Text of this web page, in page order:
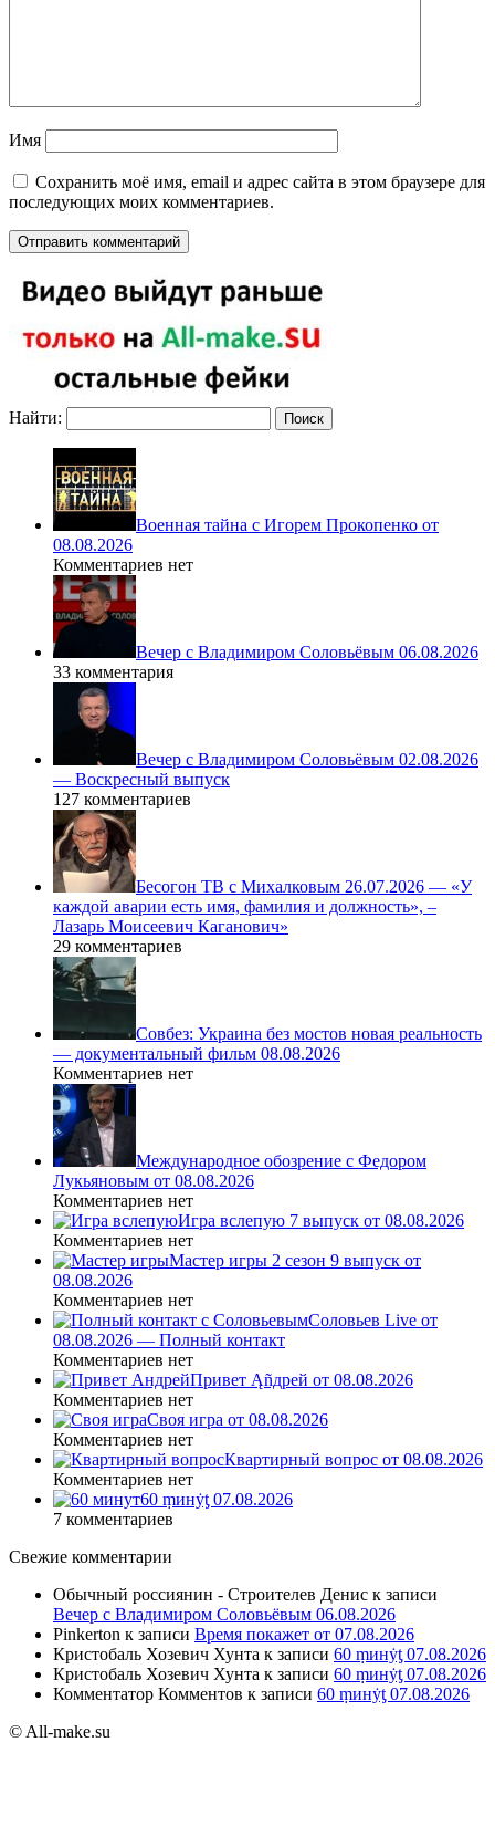
Имя
Сохранить моё имя, email и адрес сайта в этом браузере для
последующих моих комментариев.
Найти:
Военная тайна с Игорем Прокопенко от
08.08.2026
Комментариев нет
Вечер с Владимиром Соловьёвым 06.08.2026
33 комментария
Вечер с Владимиром Соловьёвым 02.08.2026
— Воскресный выпуск
127 комментариев
Бесогон ТВ с Михалковым 26.07.2026 — «У
каждой аварии есть имя, фамилия и должность», –
Лазарь Моисеевич Каганович»
29 комментариев
Совбез: Украина без мостов новая реальность
— документальный фильм 08.08.2026
Комментариев нет
Международное обозрение с Федором
Лукьяновым от 08.08.2026
Комментариев нет
Игра вслепую 7 выпуск от 08.08.2026
Комментариев нет
Мастер игры 2 сезон 9 выпуск от
08.08.2026
Комментариев нет
Соловьев Live от
08.08.2026 — Полный контакт
Комментариев нет
Привет Ąñдpей от 08.08.2026
Комментариев нет
Своя игра от 08.08.2026
Комментариев нет
Квартирный вопрос от 08.08.2026
Комментариев нет
60 ṃинẏƫ 07.08.2026
7 комментариев
Свежие комментарии
Обычный россиянин - Строителев Денис к записи
Вечер с Владимиром Соловьёвым 06.08.2026
Pinkerton к записи Время покажет от 07.08.2026
Кристобаль Хозевич Хунта к записи 60 ṃинẏƫ 07.08.2026
Кристобаль Хозевич Хунта к записи 60 ṃинẏƫ 07.08.2026
Комментатор Комментов к записи 60 ṃинẏƫ 07.08.2026
© All-make.su